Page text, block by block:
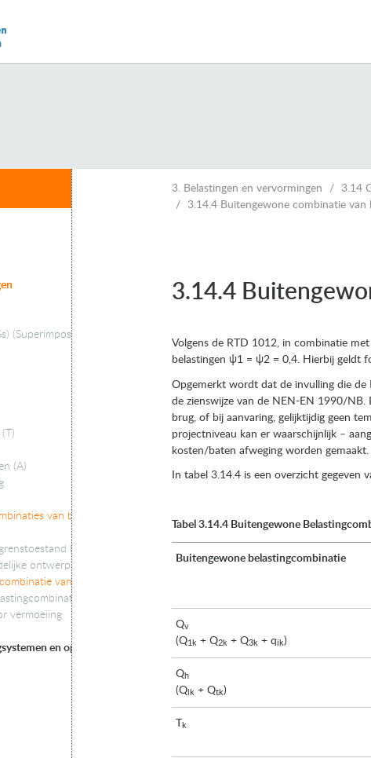
(Superimposed dead load)
(A)
van belastingen en bewegingen)
(SLS)
ontwerpsituaties (ULS)
van belastingen
vermoeiing
en opleggingen
3. Belastingen en vervormingen
3.14
3.14.4 Buitengewone combinatie van
3.14.4
Volgens de RTD 1012, in combinatie
belastingen ψ1 = ψ2 = 0,4. Hierbij geldt
Opgemerkt wordt dat de invulling die
de zienswijze van de NEN-EN 1990/
brug, of bij aanvaring, gelijktijdig geen
projectniveau kan er waarschijnlijk –
kosten/baten afweging worden gemaakt.
In tabel 3.14.4 is een overzicht
Tabel 3.14.4 Buitengewone
Buitengewone belastingcombinatie
Qv
(Q1k + Q2k + Q3k + qik)
Qh
(Q lk + Qtk)
Tk